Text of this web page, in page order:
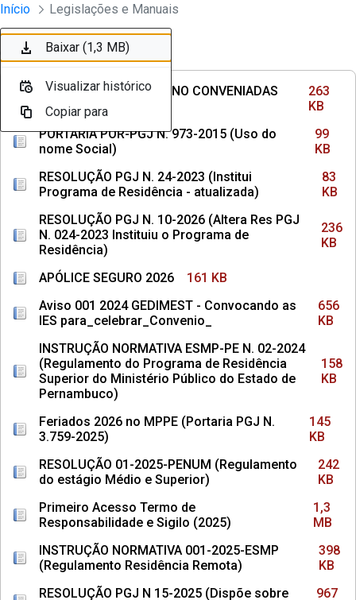
Pular para o Conteúdo principal
Divisão Minima - Escola Superior
Início Legislações e Manuais
Ordenar Filtro
INSTITUIÇÕES DE ENSINO CONVENIADAS
COM MPPE
263
KB
PORTARIA POR-PGJ N. 973-2015 (Uso do
nome Social)
99
KB
RESOLUÇÃO PGJ N. 24-2023 (Institui
Programa de Residência - atualizada)
83
KB
RESOLUÇÃO PGJ N. 10-2026 (Altera Res PGJ
N. 024-2023 Instituiu o Programa de
Residência)
236
KB
APÓLICE SEGURO 2026
161 KB
Aviso 001 2024 GEDIMEST - Convocando as
IES para_celebrar_Convenio_
656
KB
INSTRUÇÃO NORMATIVA ESMP-PE N. 02-2024
(Regulamento do Programa de Residência
Superior do Ministério Público do Estado de
Pernambuco)
158
KB
Feriados 2026 no MPPE (Portaria PGJ N.
3.759-2025)
145
KB
RESOLUÇÃO 01-2025-PENUM (Regulamento
do estágio Médio e Superior)
242
KB
Primeiro Acesso Termo de
Responsabilidade e Sigilo (2025)
1,3
MB
INSTRUÇÃO NORMATIVA 001-2025-ESMP
(Regulamento Residência Remota)
398
KB
RESOLUÇÃO PGJ N 15-2025 (Dispõe sobre
967
Baixar (263 KB)
Visualizar histórico
Copiar para
Baixar (99 KB)
Visualizar histórico
Copiar para
Baixar (83 KB)
Visualizar histórico
Copiar para
Baixar (236 KB)
Visualizar histórico
Copiar para
Baixar (161 KB)
Visualizar histórico
Copiar para
Baixar (656 KB)
Visualizar histórico
Copiar para
Baixar (158 KB)
Visualizar histórico
Copiar para
Baixar (145 KB)
Visualizar histórico
Copiar para
Baixar (242 KB)
Visualizar histórico
Copiar para
Baixar (1,3 MB)
Visualizar histórico
Copiar para